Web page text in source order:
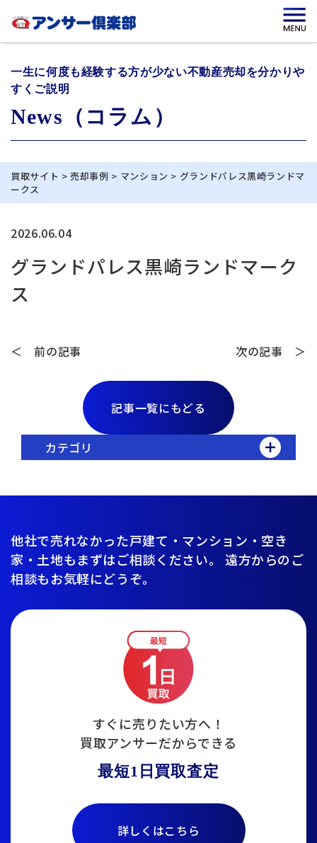
一生に何度も経験する方が少ない不動産売却を分かりや
すくご説明
News（コラム）
買取サイト >売却事例 > マンション > グランドパレス黒崎ランドマ
ークス
カテゴリ
2026.06.04
グランドパレス黒崎ランドマーク
ス
＜ 前の記事 次の記事 ＞
記事一覧にもどる
他社で売れなかった戸建て・マンション・空き
家・土地もまずはご相談ください。
遠方からのご
相談もお気軽にどうぞ。
すぐに売りたい方へ！
買取アンサーだからできる
最短1日買取査定
詳しくはこちら